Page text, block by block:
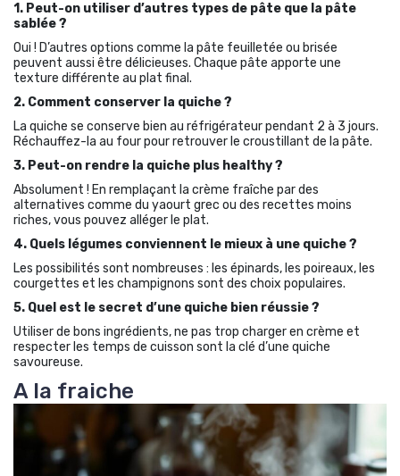
1. Peut-on utiliser d’autres types de pâte que la pâte
sablée ?
Oui ! D’autres options comme la pâte feuilletée ou brisée
peuvent aussi être délicieuses. Chaque pâte apporte une
texture différente au plat final.
2. Comment conserver la quiche ?
La quiche se conserve bien au réfrigérateur pendant 2 à 3 jours.
Réchauffez-la au four pour retrouver le croustillant de la pâte.
3. Peut-on rendre la quiche plus healthy ?
Absolument ! En remplaçant la crème fraîche par des
alternatives comme du yaourt grec ou des recettes moins
riches, vous pouvez alléger le plat.
4. Quels légumes conviennent le mieux à une quiche ?
Les possibilités sont nombreuses : les épinards, les poireaux, les
courgettes et les champignons sont des choix populaires.
5. Quel est le secret d’une quiche bien réussie ?
Utiliser de bons ingrédients, ne pas trop charger en crème et
respecter les temps de cuisson sont la clé d’une quiche
savoureuse.
A la fraiche